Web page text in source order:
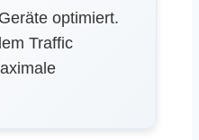
optimiert.
Traffic